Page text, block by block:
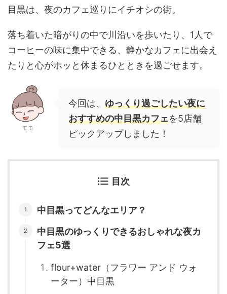
目黒は、夜のカフェ巡りにイチオシの街。
落ち着いた暗がりの中で川沿いを歩いたり、1人で
コーヒーの味に集中できる、静かなカフェに出会え
たりと心がホッと休まるひとときを過ごせます。
モモ
今回は、 ゆっくり過ごしたい夜に
おすすめの中目黒カフェを5店舗
ピックアップしました！
目次
中目黒ってどんなエリア？
中目黒のゆっくりできるおしゃれな夜カ
フェ5選
flour+water（フラワー アンド ウォ
ーター）中目黒